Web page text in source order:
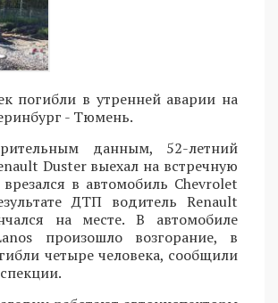
погибли в утренней аварии на
- Тюмень.
данным, 52-летний
Duster выехал на встречную
в автомобиль Chevrolet
ДТП водитель Renault
на месте. В автомобиле
произошло возгорание, в
четыре человека, сообщили